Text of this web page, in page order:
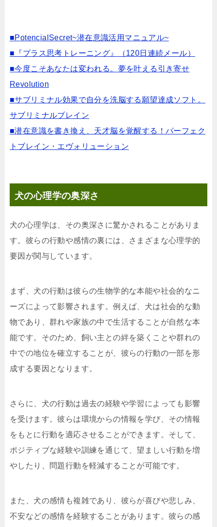
■PotencialSecret~潜在意識活用マニュアル~
■『プラス思考トレーニング』（120日連続メール）
■今度こそあなたは変われる。夢を叶える引き寄せ
Revolution
■サブリミナル効果で自分を洗脳する願望達成ソフト。
サブリミナルブレイン
■潜在意識を書き換え、天才脳を覚醒する！パーフェク
トブレイン・エヴォリューション
犬の心理学の奥深さ
犬の心理学は、その奥深さに驚かされることがありま
す。彼らの行動や感情の裏には、さまざまな心理学的
要因が関与しています。
まず、犬の行動は彼らの生物学的な本能や社会的なニ
ーズによって影響されます。例えば、犬は社会的な動
物であり、群れや家族の中で生活することが自然な本
能です。そのため、飼い主との絆を築くことや群れの
中での地位を確立することが、彼らの行動の一部を形
成する要因となります。
さらに、犬の行動は過去の経験や学習によっても影響
を受けます。彼らは環境からの情報を学び、その情報
をもとに行動を適応させることができます。そして、
ポジティブな経験や訓練を通じて、望ましい行動を増
やしたり、問題行動を軽減することが可能です。
また、犬の感情も複雑であり、彼らが喜びや悲しみ、
不安などの感情を経験することがあります。彼らの感